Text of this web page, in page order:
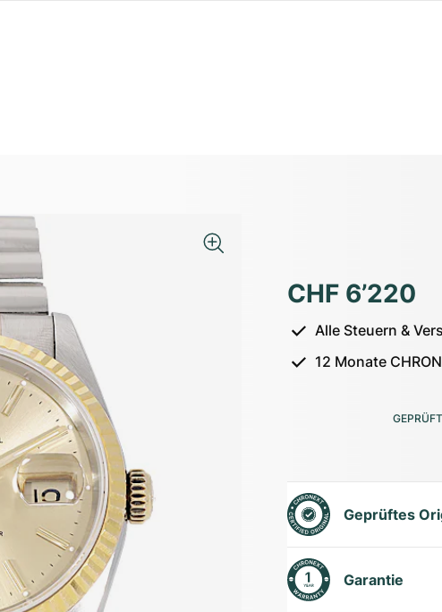
CHF 6’220
Alle Steuern &
12 Monate
Geprüftes
Garantie